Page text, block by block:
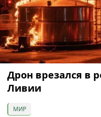
Дрон врезался в
Ливии
МИР